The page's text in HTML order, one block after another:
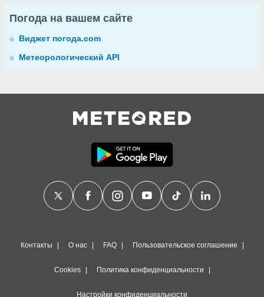
Погода на вашем сайте
Виджет погода.com
Метеорологический API
Контакты О нас FAQ Пользовательское соглашение
Cookies Политика конфиденциальности
Настройки конфиденциальности